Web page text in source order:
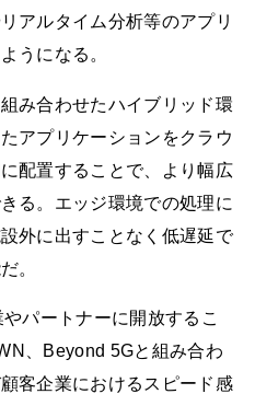
アルタイム分析等のアプリ
うになる。
み合わせたハイブリッド環
アプリケーションをクラウ
配置することで、より幅広
る。エッジ環境での処理に
外に出すことなく低遅延で
。
パートナーに開放するこ
、Beyond 5Gと組み合わ
客企業におけるスピード感